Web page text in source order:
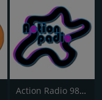
Action Radio 98.2 FM